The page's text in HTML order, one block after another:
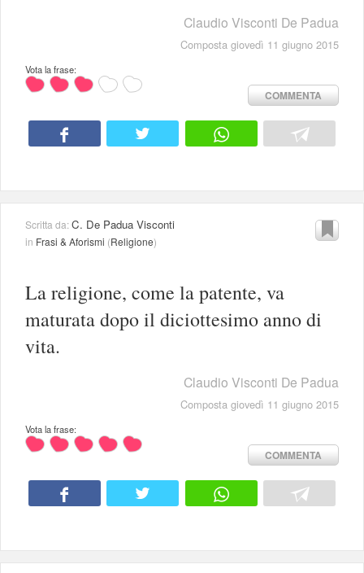
Claudio Visconti De Padua
Composta giovedì 11 giugno 2015
Vota la frase:
COMMENTA
Scritta da:C. De Padua Visconti
in Frasi & Aforismi (Religione)
La religione, come la patente, va
maturata dopo il diciottesimo anno di
vita.
Claudio Visconti De Padua
Composta giovedì 11 giugno 2015
Vota la frase:
COMMENTA